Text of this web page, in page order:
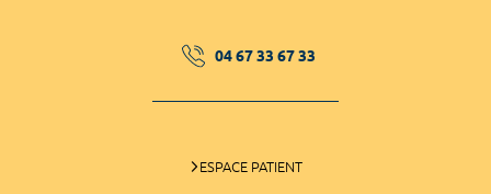
04 67 33 67 33
ESPACE PATIENT